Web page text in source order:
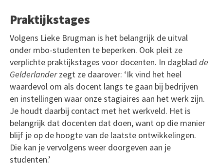
Praktijkstages
Volgens Lieke Brugman is het belangrijk de uitval
onder mbo-studenten te beperken. Ook pleit ze
verplichte praktijkstages voor docenten. In dagblad de
Gelderlanderzegt ze daarover: ‘Ik vind het heel
waardevol om als docent langs te gaan bij bedrijven
en instellingen waar onze stagiaires aan het werk zijn.
Je houdt daarbij contact met het werkveld. Het is
belangrijk dat docenten dat doen, want op die manier
blijf je op de hoogte van de laatste ontwikkelingen.
Die kan je vervolgens weer doorgeven aan je
studenten.’